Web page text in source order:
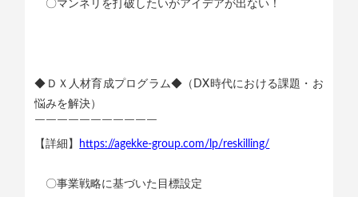
〇マンネリを打破したいがアイデアが出ない！
◆ＤＸ人材育成プログラム◆（DX時代における課題・お
悩みを解決）
￣￣￣￣￣￣￣￣￣￣￣
【詳細】
https://agekke-group.com/lp/reskilling/
〇事業戦略に基づいた目標設定